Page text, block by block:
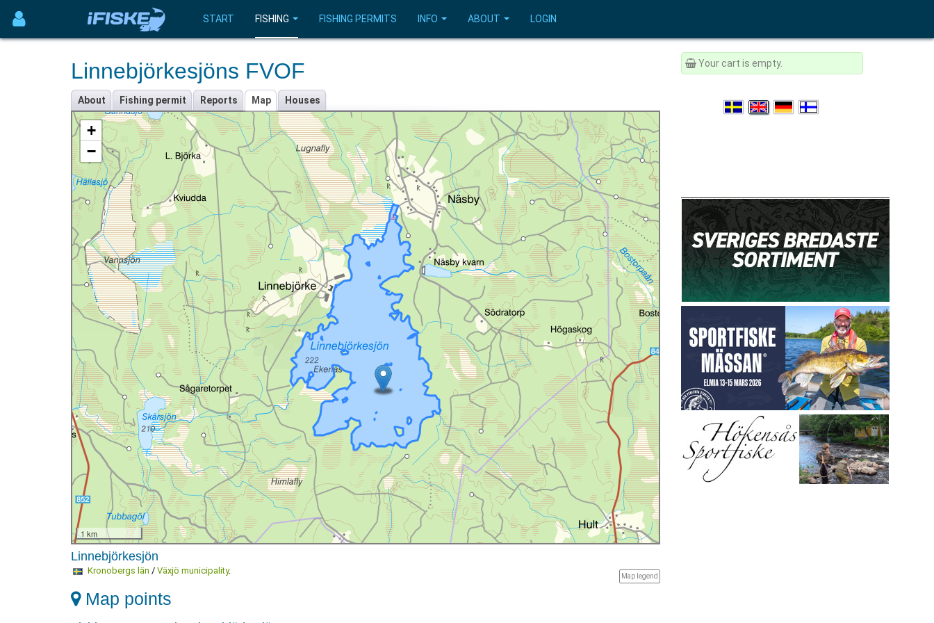
START FISHING FISHING PERMITS INFO ABOUT LOGIN
Linnebjörkesjöns FVOF
About Fishing permit Reports Map Houses
+
−
1 km
Linnebjörkesjön
Map legend
Kronobergs län / Växjö municipality.
Map points
Your cart is empty.